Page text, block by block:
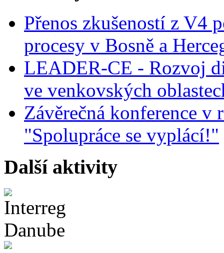
Přenos zkušeností z V4
procesy v Bosně a
LEADER-CE - Rozvoj
ve venkovských
Závěrečná konference v
"Spolupráce se vyplácí!"
Další aktivity